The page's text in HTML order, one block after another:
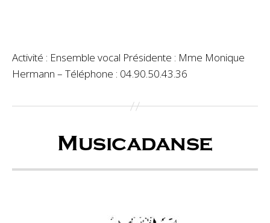
Activité : Ensemble vocal Présidente : Mme Monique
Hermann – Téléphone : 04.90.50.43.36
Musicadanse